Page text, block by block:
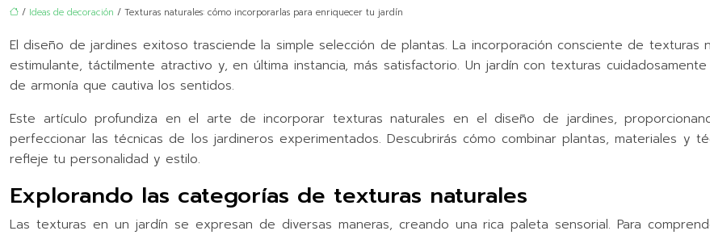
/ Ideas de decoración / Texturas naturales: cómo incorporarlas para enriquecer tu jardín
El diseño de jardines exitoso trasciende la simple selección de plantas. La incorporación consciente de
estimulante, táctilmente atractivo y, en última instancia, más satisfactorio. Un jardín con texturas
de armonía que cautiva los sentidos.
Este artículo profundiza en el arte de incorporar texturas naturales en el diseño de jardines,
perfeccionar las técnicas de los jardineros experimentados. Descubrirás cómo combinar plantas, materiales y
refleje tu personalidad y estilo.
Explorando las categorías de texturas naturales
Las texturas en un jardín se expresan de diversas maneras, creando una rica paleta sensorial. Para